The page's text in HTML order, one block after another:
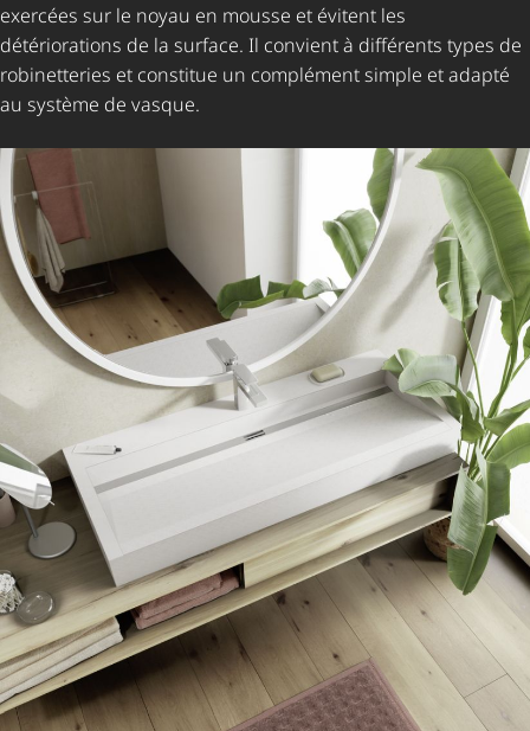
exercées sur le noyau en mousse et évitent les
détériorations de la surface. Il convient à différents types de
robinetteries et constitue un complément simple et adapté
au système de vasque.